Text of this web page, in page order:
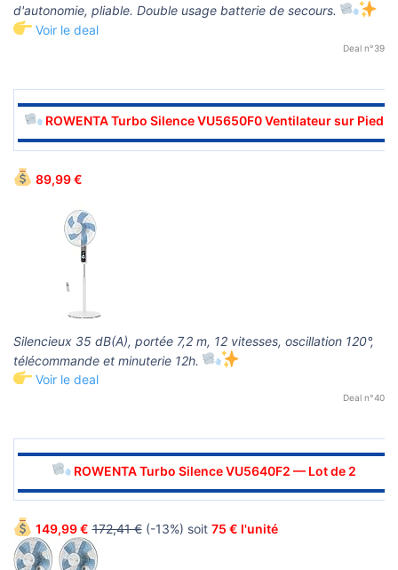
d'autonomie, pliable. Double usage batterie de secours.
Voir le deal
Deal n°39
▬▬▬▬▬▬▬▬▬▬▬▬▬▬▬▬▬▬▬▬▬▬▬▬▬▬▬▬▬▬
ROWENTA Turbo Silence VU5650F0 Ventilateur sur Pied
▬▬▬▬▬▬▬▬▬▬▬▬▬▬▬▬▬▬▬▬▬▬▬▬▬▬▬▬▬▬
89,99 €
Silencieux 35 dB(A), portée 7,2 m, 12 vitesses, oscillation 120°,
télécommande et minuterie 12h.
Voir le deal
Deal n°40
▬▬▬▬▬▬▬▬▬▬▬▬▬▬▬▬▬▬▬▬▬▬▬▬▬▬▬▬▬▬
ROWENTA Turbo Silence VU5640F2 — Lot de 2
▬▬▬▬▬▬▬▬▬▬▬▬▬▬▬▬▬▬▬▬▬▬▬▬▬▬▬▬▬▬
149,99 € 172,41 €(-13%) soit 75 € l'unité